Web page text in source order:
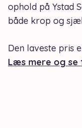
ophold på Ystad
både krop og
Den laveste pris
Læs mere og